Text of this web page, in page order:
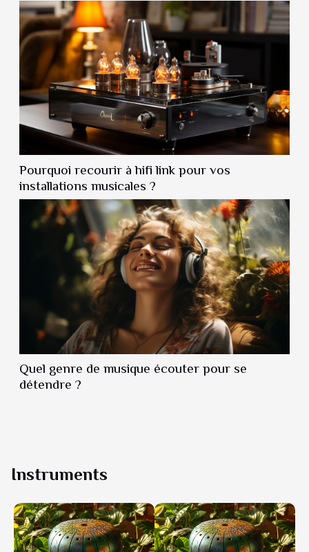
Pourquoi recourir à hifi link pour vos
installations musicales ?
Quel genre de musique écouter pour se
détendre ?
Instruments